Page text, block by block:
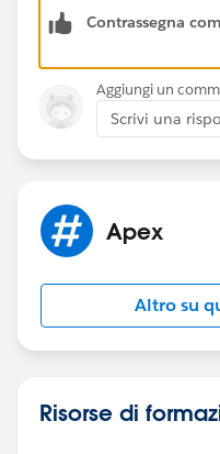
updateMap =
Utility class
public
return
Contrassegna
Aggiungi un
Scrivi una
Apex
Altro su
Risorse di